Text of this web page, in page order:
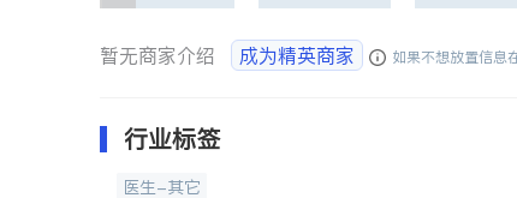
暂无商家介绍 成为精英商家 如果不想放置信息
行业标签
医生-其它